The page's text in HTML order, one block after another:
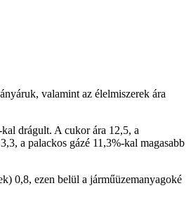
valamint az élelmiszerek ára
drágult. A cukor ára 12,5, a
a palackos gázé 11,3%-kal magasabb
0,8, ezen belül a járműüzemanyagoké